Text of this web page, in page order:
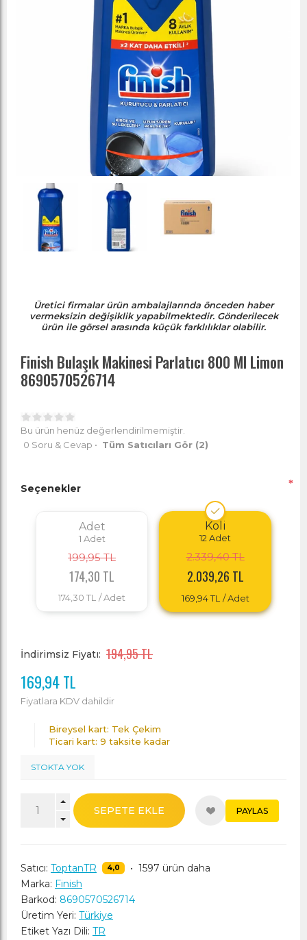
Üretici firmalar ürün ambalajlarında önceden haber
vermeksizin değişiklik yapabilmektedir. Gönderilecek
ürün ile görsel arasında küçük farklılıklar olabilir.
Finish Bulaşık Makinesi Parlatıcı 800 Ml Limon
8690570526714
Bu ürün henüz değerlendirilmemiştir.
0 Soru & Cevap • Tüm Satıcıları Gör (2)
Seçenekler *
Adet
1 Adet
199,95 TL
174,30 TL
174,30 TL / Adet
Koli
12 Adet
2.339,40 TL
2.039,26 TL
169,94 TL / Adet
İndirimsiz Fiyatı: 194,95 TL
169,94 TL
Fiyatlara KDV dahildir
Bireysel kart: Tek Çekim
Ticari kart: 9 taksite kadar
STOKTA YOK
SEPETE EKLE PAYLAS
Satıcı: ToptanTR 4,0 • 1597 ürün daha
Marka: Finish
Barkod: 8690570526714
Üretim Yeri: Türkiye
Etiket Yazı Dili: TR